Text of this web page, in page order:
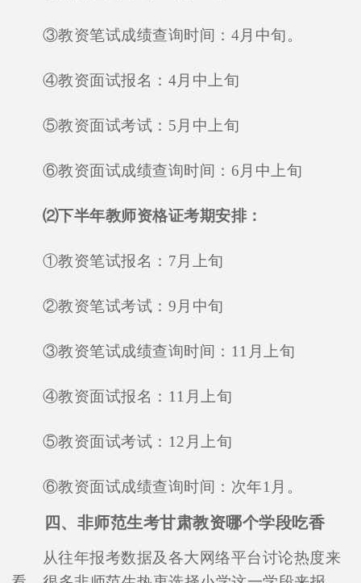
③教资笔试成绩查询时间：4月中旬。
④教资面试报名：4月中上旬
⑤教资面试考试：5月中上旬
⑥教资面试成绩查询时间：6月中上旬
⑵下半年教师资格证考期安排：
①教资笔试报名：7月上旬
②教资笔试考试：9月中旬
③教资笔试成绩查询时间：11月上旬
④教资面试报名：11月上旬
⑤教资面试考试：12月上旬
⑥教资面试成绩查询时间：次年1月。
四、非师范生考甘肃教资哪个学段吃香
从往年报考数据及各大网络平台讨论热度来